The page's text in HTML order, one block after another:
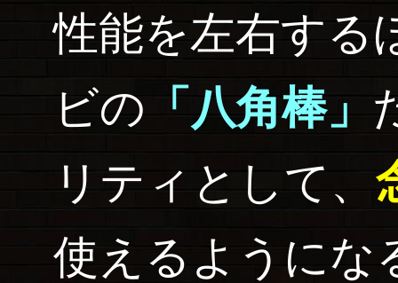
性能を左右する
ビの 「八角棒」
リティとして、
使えるようにな